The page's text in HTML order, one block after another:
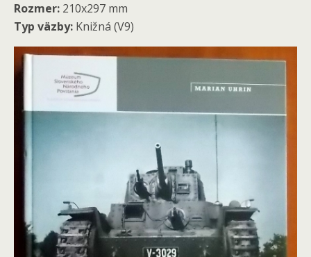
Rozmer: 210x297 mm
Typ väzby: Knižná (V9)